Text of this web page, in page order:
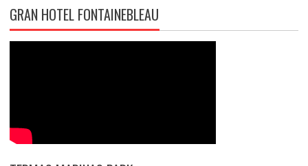
GRAN HOTEL FONTAINEBLEAU